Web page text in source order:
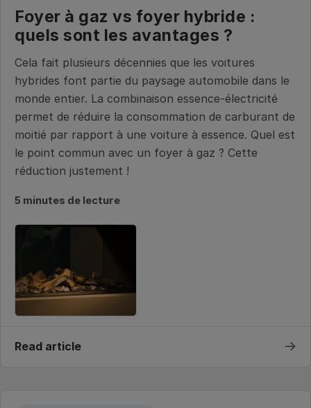
Foyer à gaz vs foyer hybride :
quels sont les avantages ?
Cela fait plusieurs décennies que les voitures
hybrides font partie du paysage automobile dans le
monde entier. La combinaison essence-électricité
permet de réduire la consommation de carburant de
moitié par rapport à une voiture à essence. Quel est
le point commun avec un foyer à gaz ? Cette
réduction justement !
5 minutes de lecture
Read article →